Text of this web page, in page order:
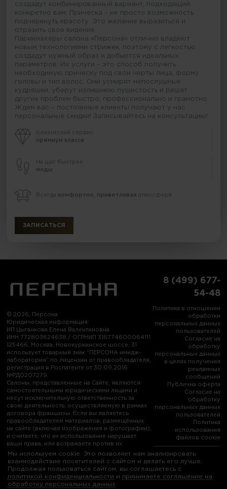
создадут комбинированный вариант, подходящий
конкретно вам. Прическа – не просто возможность
подчеркнуть красоту. Это желание выразиться и
отразить свое видение.
Парикмахеры салона «Персона» отлично владеют
новым технологиями стрижек, поэтому с легкостью
создадут нужный образ и добьются идеальных
параметров. Их услуги – это способ получить
необходимую прическу под свои черты лица, форму
головы и тип волос. Они усмирят непослушные
кудряшки, уберут излишнюю пушистость и решат
другие проблем быстро, профессионально и грамотно.
Ждем вас – постоянные клиенты получают у нас
персональные скидки! Записывайтесь на консультацию!
Клиентский сервис
премиум класса
На шаг быстрее
моды
Всегда комфортно, приветливая атмосфера
ЗАПИСАТЬСЯ
© 2026, Персона
Юридическая информация:
ИП Цыганкова Елена Валентиновна
ИНН 772803624638 / ОГРНИП 316774600064111
125466, Москва, Новокуркинское шоссе, 31
использует товарный знак “ПЕРСОНА имидж-
лаборатория” по лицензии от правообладателя,
регистрация в Роспатенте от 30.09.2016
№РД0207279
Салоны, представленные на Сайте, являются
самостоятельными юридическими лицами и
несут исключительную ответственность за
свою деятельность, осуществляемую в рамках
договора франшизы. Если вы являетесь
правообладателем материалов, размещённых
на сайте (включая изображения и фотографии),
и считаете, что их использование нарушает
ваши права, или возражаете против их
использования, пожалуйста, свяжитесь с нами:
info@persona-city.ru
8 (499) 677-
54-48
Политика в отношении
обработки
персональных данных
пользователей
Согласие на
обработку
персональных данных
в целях получения
рекламных
сообщений
Публична оферта
Согласие на
обработку
персональных данных
пользователей
Политика
использования
файлов cookie
Мы используем cookie. Это позволяет нам анализировать
взаимодействие посетителей с сайтом и делать его лучше.
Продолжая пользоваться сайтом, вы соглашаетесь с
политикой конфиденциальности и принимаете соглашение на
обработку персональных данных